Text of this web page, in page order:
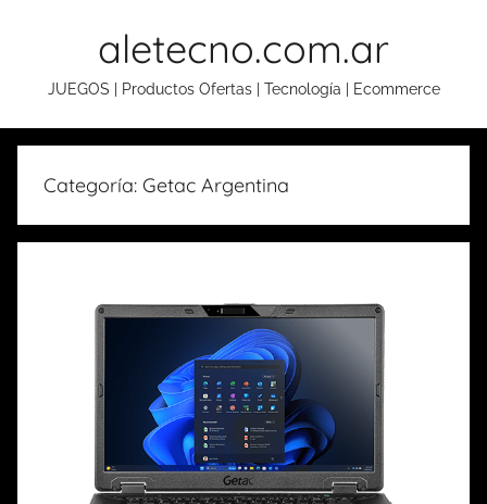
aletecno.com.ar
JUEGOS | Productos Ofertas | Tecnología | Ecommerce
Categoría: Getac Argentina